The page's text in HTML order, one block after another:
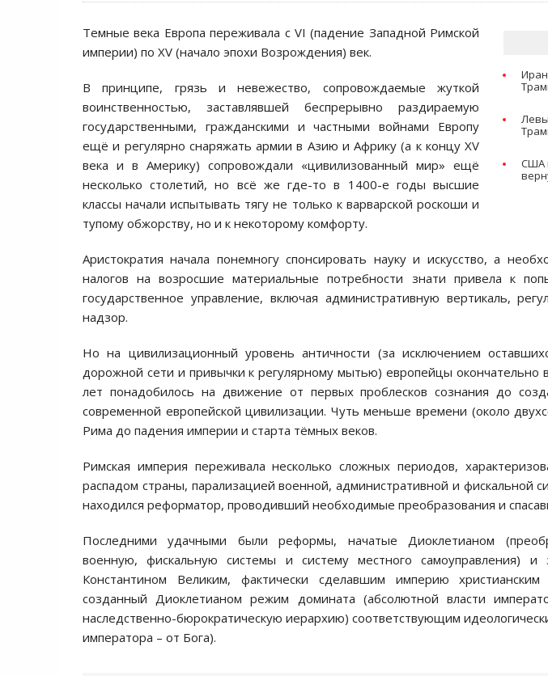
США
Темные века Европа переживала с VI (падение Западной Римской
империи) по XV (начало эпохи Возрождения) век.
В принципе, грязь и невежество, сопровождаемые жуткой
воинственностью, заставлявшей беспрерывно раздираемую
государственными, гражданскими и частными войнами Европу
ещё и регулярно снаряжать армии в Азию и Африку (а к концу XV
века и в Америку) сопровождали «цивилизованный мир» ещё
несколько столетий, но всё же где-то в 1400-е годы высшие
классы начали испытывать тягу не только к варварской роскоши и
тупому обжорству, но и к некоторому комфорту.
Аристократия начала понемногу спонсировать науку и искусство, а
налогов на возросшие материальные потребности знати привела к
государственное управление, включая административную вертикаль,
надзор.
Но на цивилизационный уровень античности (за исключением
дорожной сети и привычки к регулярному мытью) европейцы окончательно
лет понадобилось на движение от первых проблесков сознания до
современной европейской цивилизации. Чуть меньше времени (около
Рима до падения империи и старта тёмных веков.
Римская империя переживала несколько сложных периодов,
распадом страны, парализацией военной, административной и фискальной
находился реформатор, проводивший необходимые преобразования и
Последними удачными были реформы, начатые Диоклетианом
военную, фискальную системы и систему местного самоуправления) и
Константином Великим, фактически сделавшим империю
созданный Диоклетианом режим домината (абсолютной власти
наследственно-бюрократическую иерархию) соответствующим
императора – от Бога).